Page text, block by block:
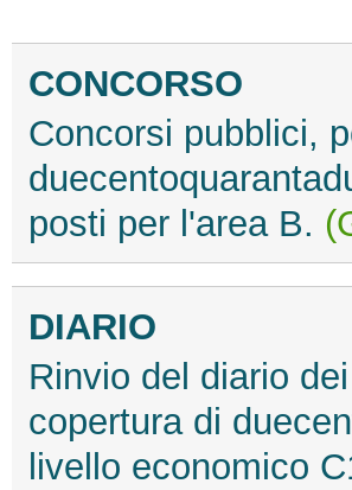
CONCORSO
Concorsi pubblici,
posti per l'area B.
DIARIO
Rinvio del diario
copertura di
livello economico